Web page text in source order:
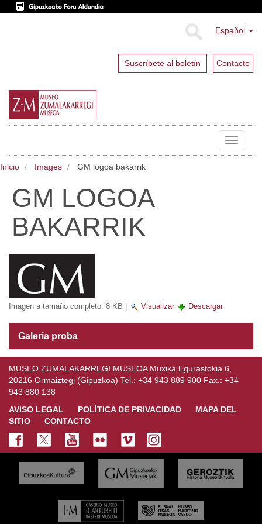
Español
Suscríbete al boletín Contacto
Toggle
Inicio Images GM logoa bakarrik
GM LOGOA
BAKARRIK
Imagen a tamaño completo: 8 KB Visualizar Descargar
Galeria proba
MUSEO ZUMALAKARREGI MUSEOA Muxika Egurastokia 6,
20216 Ormaiztegi (Gipuzkoa) Tel.: +34 943 889 900 Fax.: +34
943 880 138
AVISO LEGAL
POLÍTICA DE PRIVACIDAD
MAPA DEL
SITIO
CONTACTO